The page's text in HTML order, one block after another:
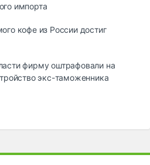
импорта
кофе из России достиг
фирму оштрафовали на
экс-таможенника